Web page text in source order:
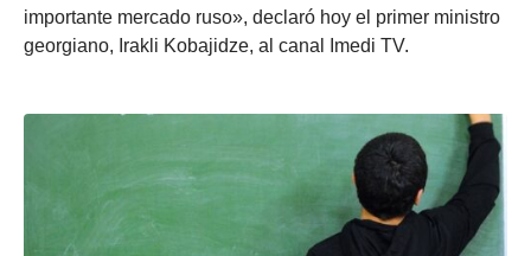
importante mercado ruso», declaró hoy el primer ministro
georgiano, Irakli Kobajidze, al canal Imedi TV.